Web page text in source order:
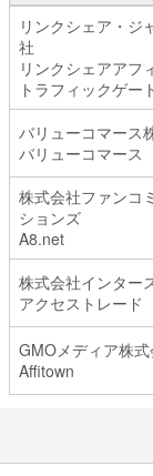
購買情報の連携先事
リンクシェア・ジ
社
リンクシェアアフ
トラフィックゲー
バリューコマース
バリューコマース
株式会社ファンコ
ションズ
A8.net
株式会社インター
アクセストレード
GMOメディア株式
Affitown